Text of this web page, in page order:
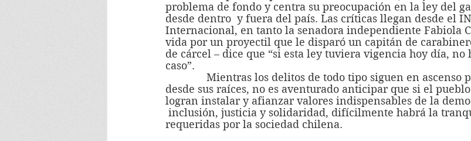
problema de fondo y centra su preocupación en la ley del
desde dentro  y fuera del país. Las críticas llegan desde el
Internacional, en tanto la senadora independiente Fabiola
vida por un proyectil que le disparó un capitán de
de cárcel – dice que “si esta ley tuviera vigencia hoy día,
caso”.
desde sus raíces, no es aventurado anticipar que si el
logran instalar y afianzar valores indispensables de la
inclusión, justicia y solidaridad, difícilmente habrá la
requeridas por la sociedad chilena.